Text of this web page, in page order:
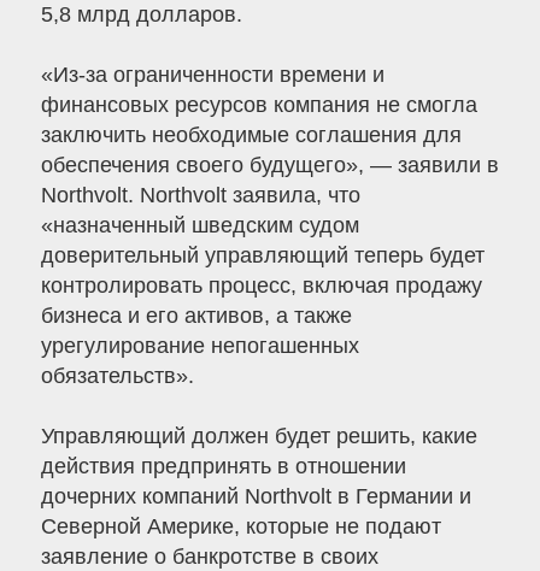
5,8 млрд долларов.
«Из-за ограниченности времени и
финансовых ресурсов компания не смогла
заключить необходимые соглашения для
обеспечения своего будущего», — заявили в
Northvolt. Northvolt заявила, что
«назначенный шведским судом
доверительный управляющий теперь будет
контролировать процесс, включая продажу
бизнеса и его активов, а также
урегулирование непогашенных
обязательств».
Управляющий должен будет решить, какие
действия предпринять в отношении
дочерних компаний Northvolt в Германии и
Северной Америке, которые не подают
заявление о банкротстве в своих